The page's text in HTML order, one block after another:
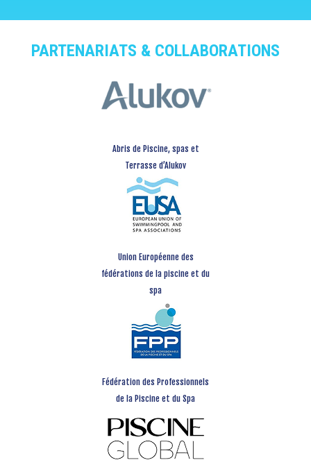
PARTENARIATS & COLLABORATIONS
Abris de Piscine, spas et
Terrasse d’Alukov
Union Européenne des
fédérations de la piscine et du
spa
Fédération des Professionnels
de la Piscine et du Spa